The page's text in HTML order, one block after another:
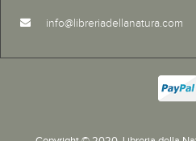
info@libreriadellanatura.com